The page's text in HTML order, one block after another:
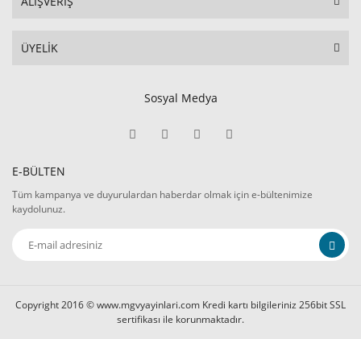
ÜYELİK
Sosyal Medya
E-BÜLTEN
Tüm kampanya ve duyurulardan haberdar olmak için e-bültenimize
kaydolunuz.
Copyright 2016 © www.mgvyayinlari.com Kredi kartı bilgileriniz 256bit SSL
sertifikası ile korunmaktadır.